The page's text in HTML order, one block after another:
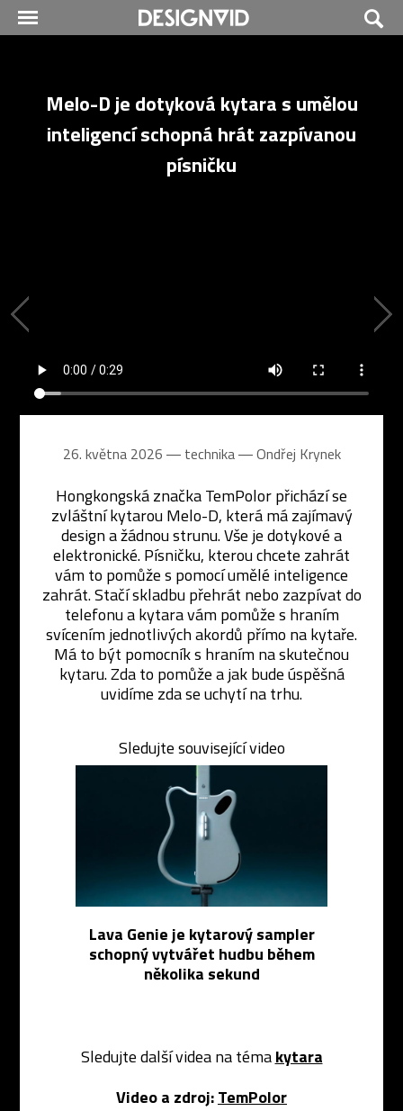
Melo-D je dotyková kytara s umělou
inteligencí schopná hrát zazpívanou
písničku
26. května 2026 ― technika ―Ondřej Krynek
Hongkongská značka TemPolor přichází se
zvláštní kytarou Melo-D, která má zajímavý
design a žádnou strunu. Vše je dotykové a
elektronické. Písničku, kterou chcete zahrát
vám to pomůže s pomocí umělé inteligence
zahrát. Stačí skladbu přehrát nebo zazpívat do
telefonu a kytara vám pomůže s hraním
svícením jednotlivých akordů přímo na kytaře.
Má to být pomocník s hraním na skutečnou
kytaru. Zda to pomůže a jak bude úspěšná
uvidíme zda se uchytí na trhu.
Sledujte související video
Lava Genie je kytarový sampler
schopný vytvářet hudbu během
několika sekund
Sledujte další videa na témakytara
Video a zdroj:TemPolor